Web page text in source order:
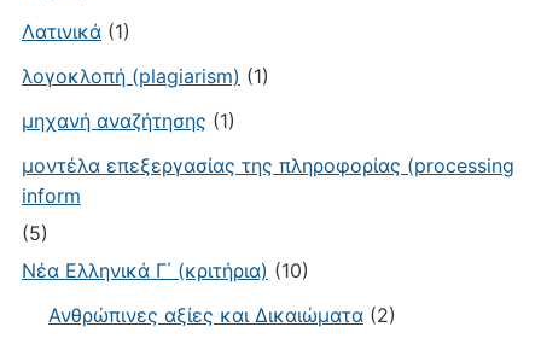
Λατινικά(1)
λογοκλοπή (plagiarism) (1)
μηχανή αναζήτησης (1)
μοντέλα επεξεργασίας της πληροφορίας (processing
inform
(5)
Νέα Ελληνικά Γ΄ (κριτήρια) (10)
Ανθρώπινες αξίες και Δικαιώματα(2)